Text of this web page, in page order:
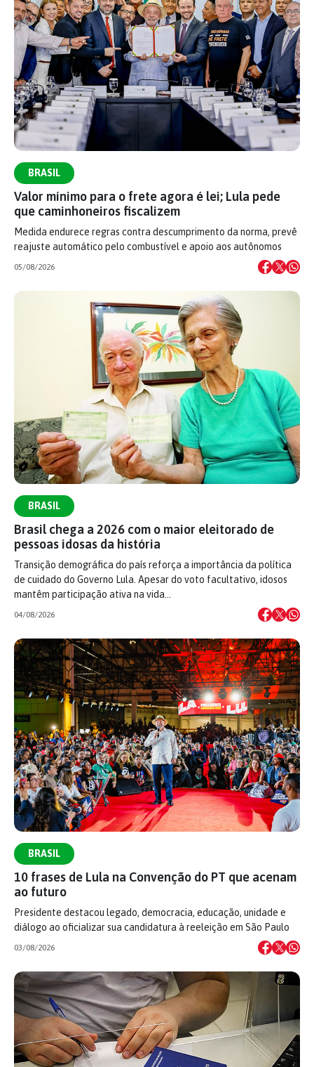
BRASIL
Valor mínimo para o frete agora é lei; Lula pede
que caminhoneiros fiscalizem
Medida endurece regras contra descumprimento da norma, prevê
reajuste automático pelo combustível e apoio aos autônomos
05/08/2026
BRASIL
Brasil chega a 2026 com o maior eleitorado de
pessoas idosas da história
Transição demográfica do país reforça a importância da política
de cuidado do Governo Lula. Apesar do voto facultativo, idosos
mantêm participação ativa na vida…
04/08/2026
BRASIL
10 frases de Lula na Convenção do PT que acenam
ao futuro
Presidente destacou legado, democracia, educação, unidade e
diálogo ao oficializar sua candidatura à reeleição em São Paulo
03/08/2026